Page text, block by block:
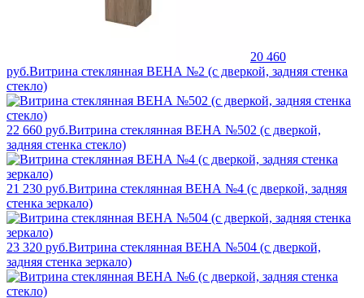
20 460
руб.Витрина стеклянная ВЕНА №2 (с дверкой, задняя стенка
стекло)
22 660 руб.Витрина стеклянная ВЕНА №502 (с дверкой,
задняя стенка стекло)
21 230 руб.Витрина стеклянная ВЕНА №4 (с дверкой, задняя
стенка зеркало)
23 320 руб.Витрина стеклянная ВЕНА №504 (с дверкой,
задняя стенка зеркало)